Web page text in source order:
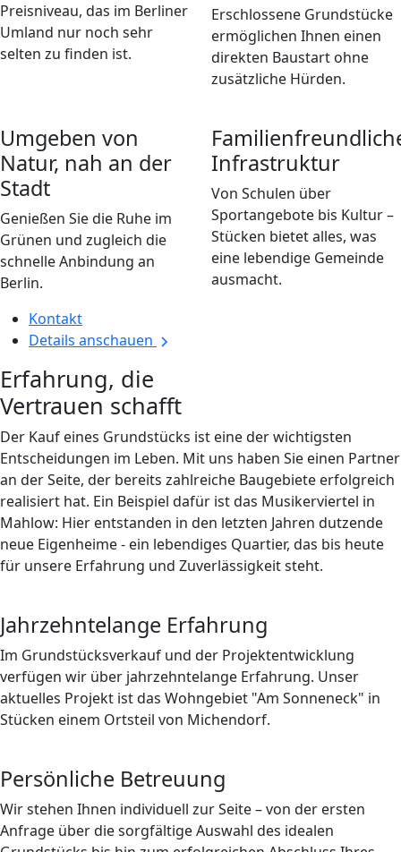
Preisniveau, das im Berliner
Umland nur noch sehr
selten zu finden ist.
Erschlossene Grundstücke
ermöglichen Ihnen einen
direkten Baustart ohne
zusätzliche Hürden.
Umgeben von
Natur, nah an der
Stadt
Genießen Sie die Ruhe im
Grünen und zugleich die
schnelle Anbindung an
Berlin.
Infrastruktur
Von Schulen über
Sportangebote bis Kultur –
Stücken bietet alles, was
eine lebendige Gemeinde
ausmacht.
Kontakt
Details anschauen
Erfahrung, die
Vertrauen schafft
Der Kauf eines Grundstücks ist eine der wichtigsten
Entscheidungen im Leben. Mit uns haben Sie einen Partner
an der Seite, der bereits zahlreiche Baugebiete erfolgreich
realisiert hat. Ein Beispiel dafür ist das Musikerviertel in
Mahlow: Hier entstanden in den letzten Jahren dutzende
neue Eigenheime - ein lebendiges Quartier, das bis heute
für unsere Erfahrung und Zuverlässigkeit steht.
Jahrzehntelange Erfahrung
Im Grundstücksverkauf und der Projektentwicklung
verfügen wir über jahrzehntelange Erfahrung. Unser
aktuelles Projekt ist das Wohngebiet "Am Sonneneck" in
Stücken einem Ortsteil von Michendorf.
Persönliche Betreuung
Wir stehen Ihnen individuell zur Seite – von der ersten
Anfrage über die sorgfältige Auswahl des idealen